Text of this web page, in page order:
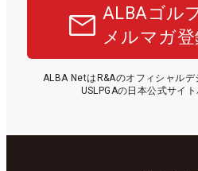
ALBAゴル
メルマガ
ALBA NetはR&Aのオフィシャル
USLPGAの日本公式サイト